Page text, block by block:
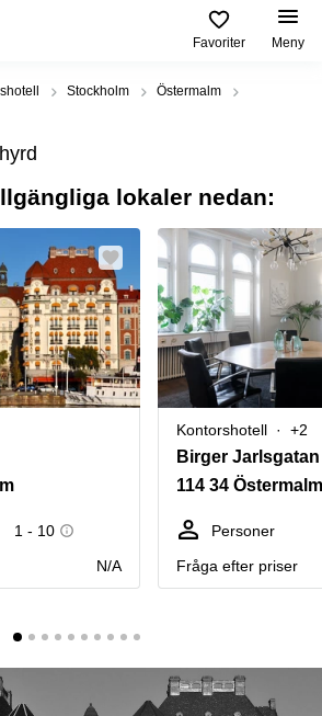
Favoriter Meny
Stockholm
Östermalm
lokaler nedan:
1 - 10
N/A
Kontorshotell +2
Birger Jarlsgatan
114 34 Östermalm
Personer
Fråga efter priser